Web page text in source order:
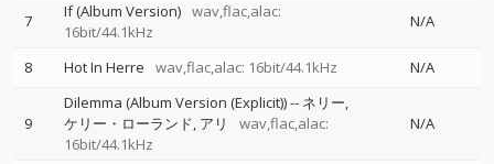
7 If (Album Version) wav,flac,alac:
16bit/44.1kHz
N/A
8 Hot In Herre wav,flac,alac: 16bit/44.1kHz N/A
9
Dilemma (Album Version (Explicit))-- ネリー
ケリー・ローランド アリ
wav,flac,alac:
16bit/44.1kHz
N/A